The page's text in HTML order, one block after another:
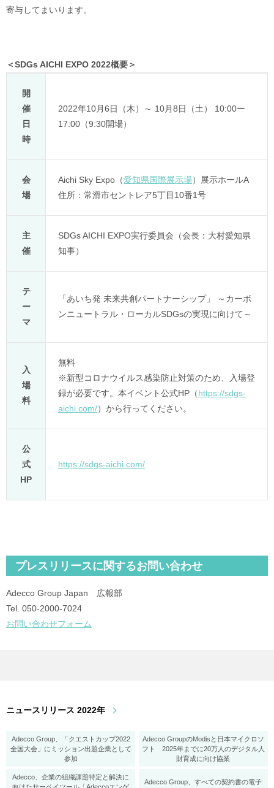
寄与してまいります。
＜SDGs AICHI EXPO 2022概要＞
開
催
日
時
2022年10月6日（木）～ 10月8日（土） 10:00ー
17:00（9:30開場）
会
場
Aichi Sky Expo（愛知県国際展示場）展示ホールA
住所：常滑市セントレア5丁目10番1号
主
催
SDGs AICHI EXPO実行委員会（会長：大村愛知県
知事）
テ
ー
マ
「あいち発 未来共創パートナーシップ」 ～カーボ
ンニュートラル・ローカルSDGsの実現に向けて～
入
場
料
無料
※新型コロナウイルス感染防止対策のため、入場登
録が必要です。本イベント公式HP（https://sdgs-
aichi.com/）から行ってください。
公
式
HP
https://sdgs-aichi.com/
プレスリリースに関するお問い合わせ
Adecco Group Japan 広報部
Tel. 050‐2000‐7024
お問い合わせフォーム
ニュースリリース 2022年
Adecco Group、「クエストカップ2022
全国大会」にミッション出題企業として
参加
Adecco GroupのModisと日本マイクロソ
フト 2025年までに20万人のデジタル人
財育成に向け協業
Adecco、企業の組織課題特定と解決に
Adecco Group、すべての契約書の電子